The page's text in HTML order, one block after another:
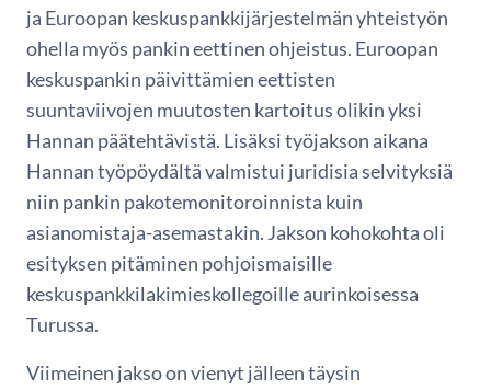
ja Euroopan keskuspankkijärjestelmän yhteistyön
ohella myös pankin eettinen ohjeistus. Euroopan
keskuspankin päivittämien eettisten
suuntaviivojen muutosten kartoitus olikin yksi
Hannan päätehtävistä. Lisäksi työjakson aikana
Hannan työpöydältä valmistui juridisia selvityksiä
niin pankin pakotemonitoroinnista kuin
asianomistaja-asemastakin. Jakson kohokohta oli
esityksen pitäminen pohjoismaisille
keskuspankkilakimieskollegoille aurinkoisessa
Turussa.
Viimeinen jakso on vienyt jälleen täysin